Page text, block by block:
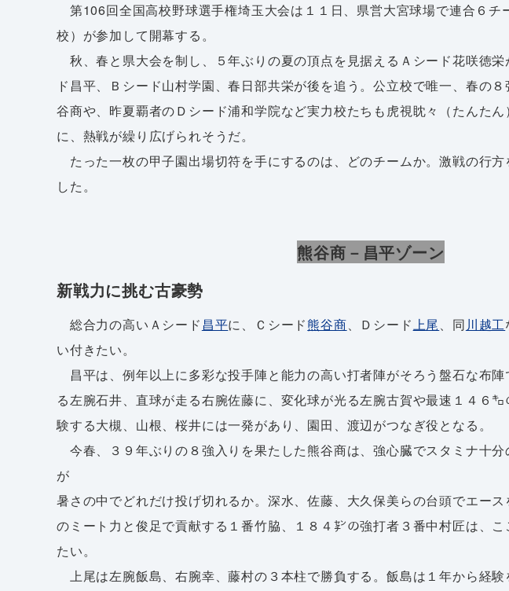
第106回全国高校野球選手権埼玉大会は１１日、県営大宮球場で連合６チ
校）が参加して開幕する。
秋、春と県大会を制し、５年ぶりの夏の頂点を見据えるＡシード花咲徳
ド昌平、Ｂシード山村学園、春日部共栄が後を追う。公立校で唯一、春の
谷商や、昨夏覇者のＤシード浦和学院など実力校たちも虎視眈々（たんた
に、熱戦が繰り広げられそうだ。
たった一枚の甲子園出場切符を手にするのは、どのチームか。激戦の行
した。
熊谷商－昌平ゾーン
新戦力に挑む古豪勢
総合力の高いＡシード 昌平に、Ｃシード熊谷商、Ｄシード上尾、同川越工
い付きたい。
昌平は、例年以上に多彩な投手陣と能力の高い打者陣がそろう盤石な布
る左腕石井、直球が走る右腕佐藤に、変化球が光る左腕古賀や最速１４６
験する大槻、山根、桜井には一発があり、園田、渡辺がつなぎ役となる。
今春、３９年ぶりの８強入りを果たした熊谷商は、強心臓でスタミナ十
が
暑さの中でどれだけ投げ切れるか。深水、佐藤、大久保美らの台頭でエー
のミート力と俊足で貢献する１番竹脇、１８４㌢の強打者３番中村匠は、
たい。
上尾は左腕飯島、右腕幸、藤村の３本柱で勝負する。飯島は１年から経験